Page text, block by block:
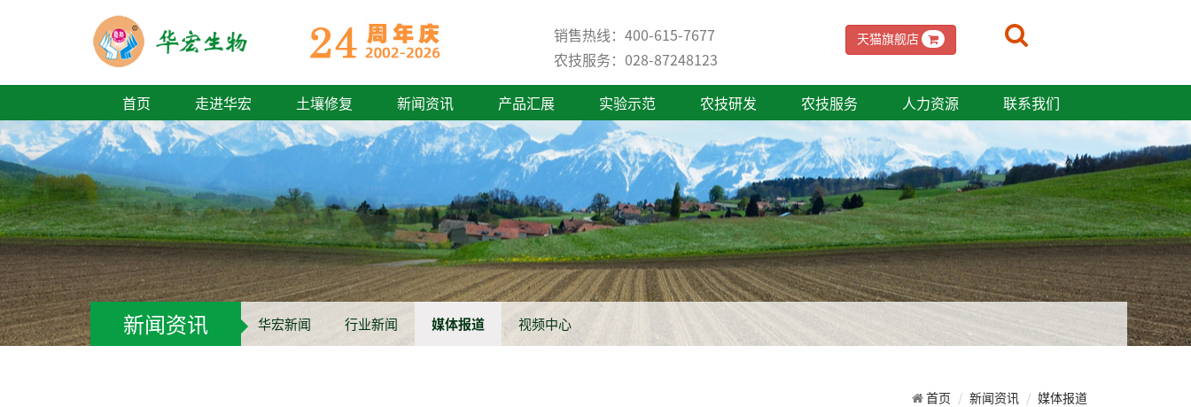
销售热线：400-615-7677
农技服务：028-87248123
天猫旗舰店
首页 走进华宏 土壤修复 新闻资讯 产品汇展 实验示范 农技研发 农技服务 人力资源 联系我们
新闻资讯 华宏新闻 行业新闻 媒体报道 视频中心
首页 新闻资讯 媒体报道